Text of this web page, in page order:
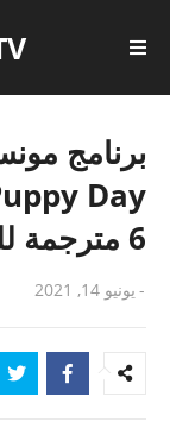
6 مترجمة للعربية
- يونيو 14, 2021